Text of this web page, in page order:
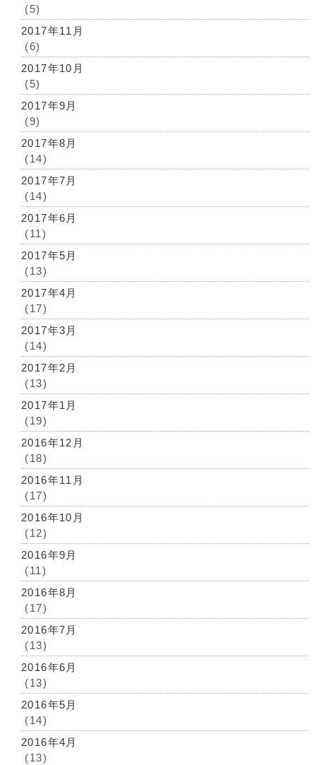
(5)
2017年11月
(6)
2017年10月
(5)
2017年9月
(9)
2017年8月
(14)
2017年7月
(14)
2017年6月
(11)
2017年5月
(13)
2017年4月
(17)
2017年3月
(14)
2017年2月
(13)
2017年1月
(19)
2016年12月
(18)
2016年11月
(17)
2016年10月
(12)
2016年9月
(11)
2016年8月
(17)
2016年7月
(13)
2016年6月
(13)
2016年5月
(14)
2016年4月
(13)